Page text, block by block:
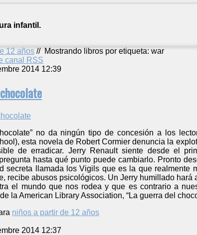
infantil.
12 años // Mostrando libros por etiqueta: war
canal RSS
2014 12:39
no da ningún tipo de concesión a los
esta novela de Robert Cormier denuncia la
de erradicar. Jerry Renault siente desde el
hasta qué punto puede cambiarlo. Pronto
secreta llamada los Vigils que es la que realmente
recibe abusos psicológicos. Un Jerry humillado
el mundo que nos rodea y que es contrario a
la American Library Association, “La guerra del
niños a partir de 12 años
2014 12:37